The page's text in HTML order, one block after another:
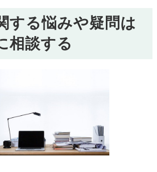
する悩みや疑問は
相談する